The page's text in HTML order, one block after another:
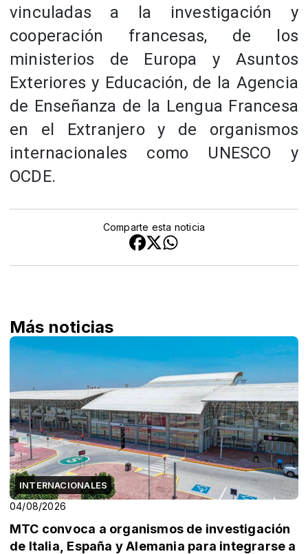
vinculadas a la investigación y
cooperación francesas, de los
ministerios de Europa y Asuntos
Exteriores y Educación, de la Agencia
de Enseñanza de la Lengua Francesa
en el Extranjero y de organismos
internacionales como UNESCO y
OCDE.
Comparte esta noticia
Más noticias
INTERNACIONALES
04/08/2026
MTC convoca a organismos de investigación
de Italia, España y Alemania para integrarse a